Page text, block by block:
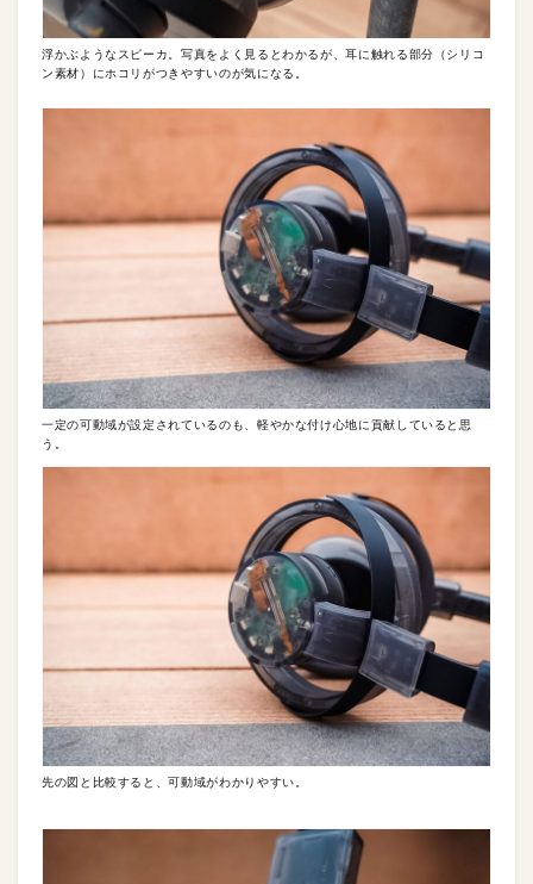
浮かぶようなスピーカ。写真をよく見るとわかるが、耳に触れる部分（シリコ
ン素材）にホコリがつきやすいのが気になる。
一定の可動域が設定されているのも、軽やかな付け心地に貢献していると思
う。
先の図と比較すると、可動域がわかりやすい。